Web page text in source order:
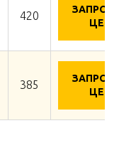
420
ЦЕНУ
385
ЦЕНУ